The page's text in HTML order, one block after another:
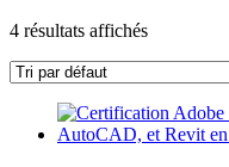
4 résultats affichés